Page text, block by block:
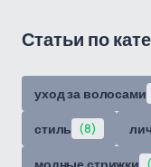
Статьи по
уход за волосами
стиль (8)